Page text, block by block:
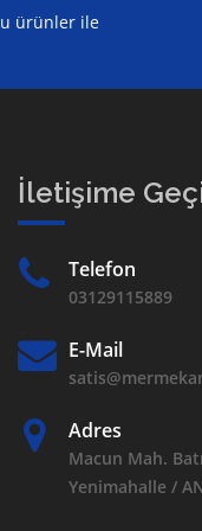
ürünler ile
İletişime
Telefon
03129115889
E-Mail
Adres
Macun Mah.
Yenimahalle /